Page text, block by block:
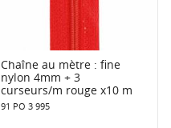
Chaîne au mètre : fine
nylon 4mm + 3
curseurs/m rouge x10 m
91 PO 3 995